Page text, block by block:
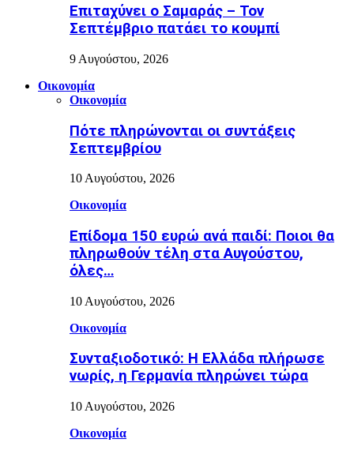
Επιταχύνει ο Σαμαράς – Τον
Σεπτέμβριο πατάει το κουμπί
9 Αυγούστου, 2026
Οικονομία
Οικονομία
Πότε πληρώνονται οι συντάξεις
Σεπτεμβρίου
10 Αυγούστου, 2026
Οικονομία
Επίδομα 150 ευρώ ανά παιδί: Ποιοι θα
πληρωθούν τέλη στα Αυγούστου,
όλες…
10 Αυγούστου, 2026
Οικονομία
Συνταξιοδοτικό: H Ελλάδα πλήρωσε
νωρίς, η Γερμανία πληρώνει τώρα
10 Αυγούστου, 2026
Οικονομία